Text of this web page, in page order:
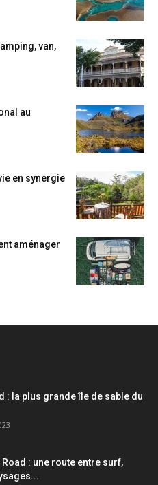
van,
au
en synergie
aménager
: la plus grande île de sable du
Road : une route entre surf,